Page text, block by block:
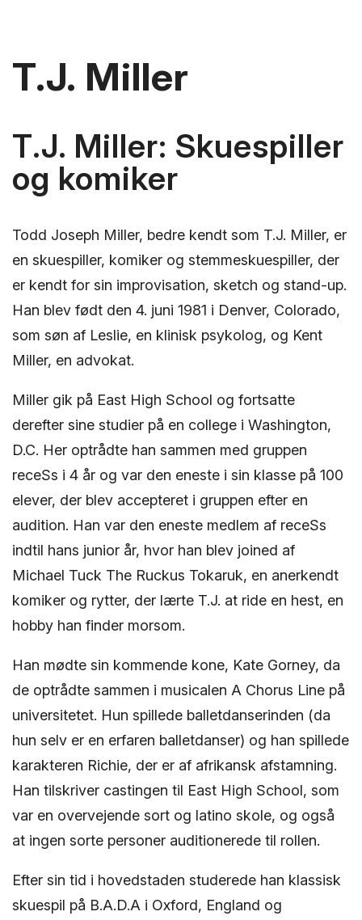
T.J. Miller
T.J. Miller: Skuespiller
og komiker
Todd Joseph Miller, bedre kendt som T.J. Miller, er
en skuespiller, komiker og stemmeskuespiller, der
er kendt for sin improvisation, sketch og stand-up.
Han blev født den 4. juni 1981 i Denver, Colorado,
som søn af Leslie, en klinisk psykolog, og Kent
Miller, en advokat.
Miller gik på East High School og fortsatte
derefter sine studier på en college i Washington,
D.C. Her optrådte han sammen med gruppen
receSs i 4 år og var den eneste i sin klasse på 100
elever, der blev accepteret i gruppen efter en
audition. Han var den eneste medlem af receSs
indtil hans junior år, hvor han blev joined af
Michael Tuck The Ruckus Tokaruk, en anerkendt
komiker og rytter, der lærte T.J. at ride en hest, en
hobby han finder morsom.
Han mødte sin kommende kone, Kate Gorney, da
de optrådte sammen i musicalen A Chorus Line på
universitetet. Hun spillede balletdanserinden (da
hun selv er en erfaren balletdanser) og han spillede
karakteren Richie, der er af afrikansk afstamning.
Han tilskriver castingen til East High School, som
var en overvejende sort og latino skole, og også
at ingen sorte personer auditionerede til rollen.
Efter sin tid i hovedstaden studerede han klassisk
skuespil på B.A.D.A i Oxford, England og